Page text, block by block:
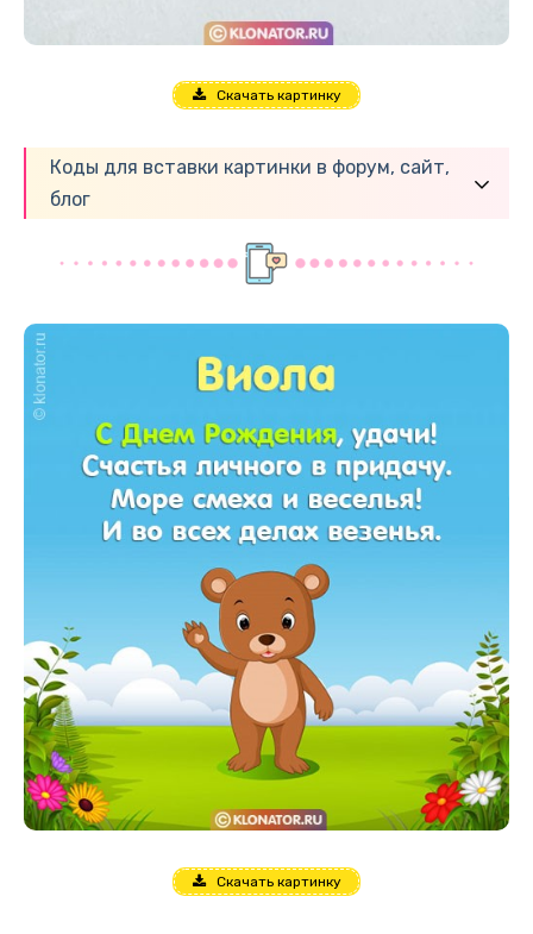
Скачать картинку
Коды для вставки картинки в форум, сайт,
блог
Скачать картинку